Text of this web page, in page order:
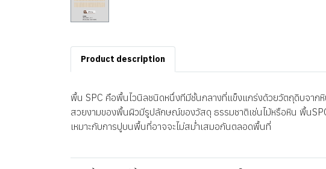
Product description
พื้น SPC คือพื้นไวนิลชนิดหนึ่งทีมีชั้นกลางที่แข็งแกร่งด้วยวัตถุดิบจา
สวยงามของพื้นผิวมีรูปลักษณ์ของวัสดุ ธรรมชาติเช่นไม้หรือหิน พื้น
เหมาะกับการปูบนพื้นที่อาจจะไม่สม่ำเสมอกันตลอดพื้นที่